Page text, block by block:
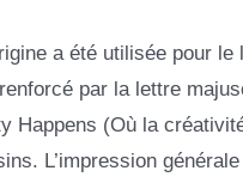
a été utilisée pour le
par la lettre
Happens (Où la
L’impression